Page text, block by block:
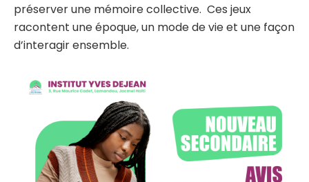
préserver une mémoire collective. Ces jeux
racontent une époque, un mode de vie et une façon
d’interagir ensemble.